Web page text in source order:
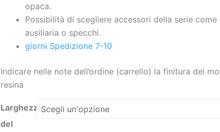
opaca.
Possibilità di scegliere accessori della serie come
ausiliaria o specchi.
giorni Spedizione 7-10
Indicare nelle note dell’ordine (carrello) la finitura del
resina
Larghezza
del
resina
finitura
BIANCO